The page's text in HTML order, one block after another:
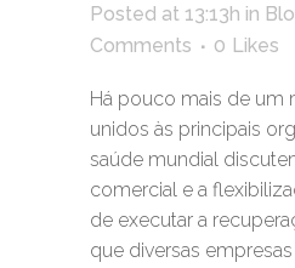
Posted at 13:13h in
Comments
0 Likes
Há pouco mais de um
unidos às principais
saúde mundial
comercial e a
de executar a
que diversas